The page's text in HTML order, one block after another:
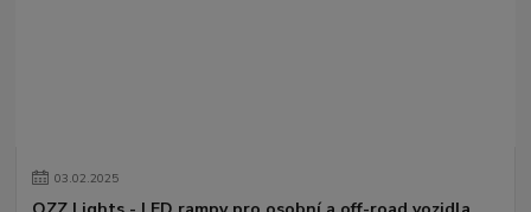
03.02.2025